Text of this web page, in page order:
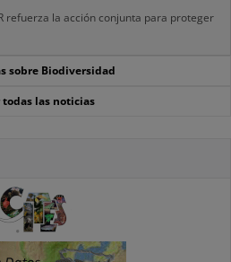
refuerza la acción conjunta para proteger
sobre Biodiversidad
todas las noticias